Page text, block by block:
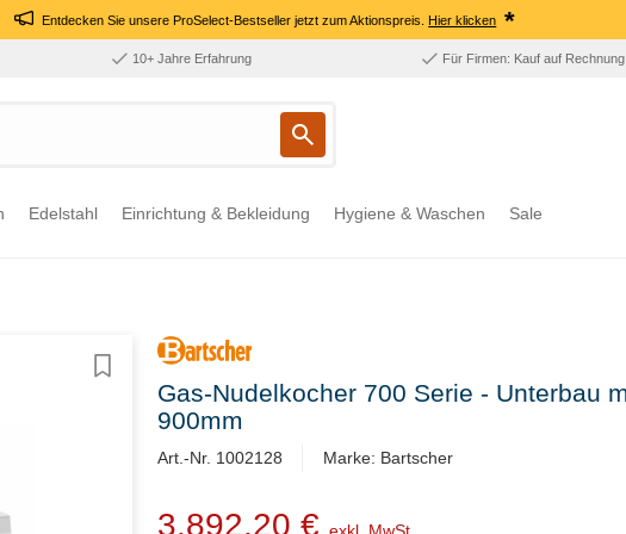
Entdecken Sie unsere ProSelect-Bestseller jetzt zum Aktionspreis.Hier klicken *
10+ Jahre Erfahrung Für Firmen: Kauf auf Rechnung
Edelstahl Einrichtung & Bekleidung Hygiene & Waschen Sale
Gas-Nudelkocher 700 Serie - Unterbau
900mm
Art.-Nr. 1002128 Marke: Bartscher
3.892,20 €